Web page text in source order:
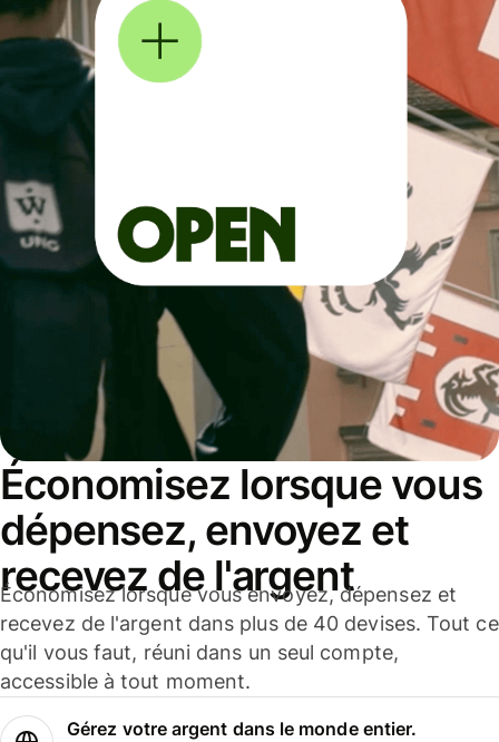
Économisez lorsque vous
dépensez, envoyez et
recevez de l'argent
Économisez lorsque vous envoyez, dépensez et
recevez de l'argent dans plus de 40 devises. Tout ce
qu'il vous faut, réuni dans un seul compte,
accessible à tout moment.
Gérez votre argent dans le monde entier.